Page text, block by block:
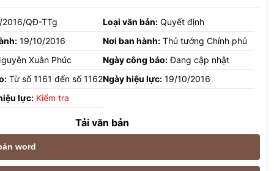
QĐ-TTg Loại văn bản: Quyết định
19/10/2016 Nơi ban hành: Thủ tướng Chính phủ
Xuân Phúc Ngày công báo:Đang cập nhật
Từ số 1161 đến số 1162Ngày hiệu lực: 19/10/2016
lực: Kiểm tra
Tải văn bản
word